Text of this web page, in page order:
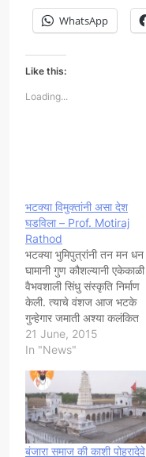
WhatsApp
Like this:
Loading...
भटक्या विमुक्तांनी असा देश
घडविला – Prof. Motiraj
Rathod
भटक्या भुमिपुत्रांनी तन मन धन
घामानी गुण कौशल्यानी एकेकाळी
वैभवशाली सिंधु संस्कृति निर्माण
केली. त्याचे वंशज आज भटके
गुन्हेगार जमाती अश्या कलंकित
अपमानीत नावानी ओळखली जात
आहेत. देश स्वतंत्र होऊन आज
नावामागील कलंक दुर करु शकलो
नाही. हे भारत देशाचे दुर्देव आहे
कारण या देशात…
21 June, 2015
In "News"
बंजारा समाज की काशी पोहरादेवे